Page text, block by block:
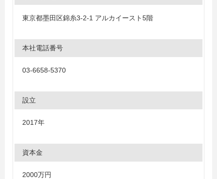
東京都墨田区錦糸3-2-1 アルカイースト5階
本社電話番号
03-6658-5370
設立
2017年
資本金
2000万円